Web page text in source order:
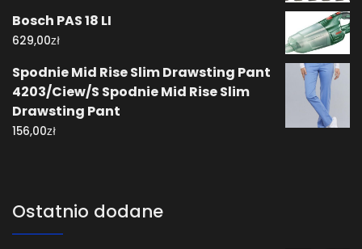
Bosch PAS 18 LI
629,00zł
Spodnie Mid Rise Slim Drawsting Pant
4203/Ciew/S Spodnie Mid Rise Slim
Drawsting Pant
156,00zł
Ostatnio dodane